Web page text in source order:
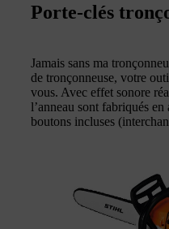
Porte-clés
Jamais sans ma
de tronçonneuse, votre
vous. Avec effet sonore
l’anneau sont fabriqués
boutons incluses